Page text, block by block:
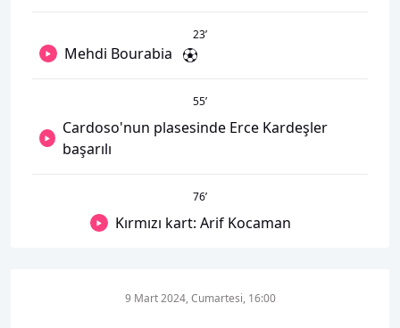
23’
Mehdi Bourabia
55’
Cardoso'nun plasesinde Erce Kardeşler
başarılı
76’
Kırmızı kart: Arif Kocaman
9 Mart 2024, Cumartesi, 16:00